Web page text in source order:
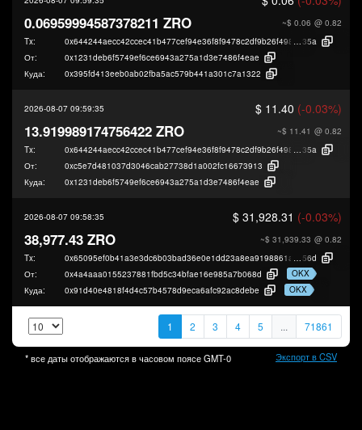
~$ 0.06 @ 0.82
0.06959994587378211 ZRO
Tx: 0x644244aecc42ccec41b477cef94e36f8f9478c2df9b26f49849a879888f73
35a
От:
0x1231deb6f5749ef6ce6943a275a1d3e7486f4eae
Куда:
0x395fd413eeb0ab02fba5ac579b441a301c7a1322
2026-08-07 09:59:35 $ 11.40 (-0.03%)
~$ 11.41 @ 0.82
13.919989174756422 ZRO
Tx: 0x644244aecc42ccec41b477cef94e36f8f9478c2df9b26f49849a879888f73
35a
От:
0xc5e7d481037d3046cab27738d1a002fc16673913
Куда:
0x1231deb6f5749ef6ce6943a275a1d3e7486f4eae
2026-08-07 09:58:35 $ 31,928.31 (-0.03%)
~$ 31,939.33 @ 0.82
38,977.43 ZRO
Tx: 0x65095ef0b41a3e3dc6b03bad36e0e1dd23a8ea9198861a648fe464c7b575d
56d
От:
0x4a4aaa0155237881fbd5c34bfae16e985a7b068d
OKX
Куда:
0x91d40e4818f4d4c57b4578d9eca6afc92ac8debe OKX
1 2 3 4 5 ... 71861
* все даты отображаются в часовом поясеGMT-0 Экспорт в CSV